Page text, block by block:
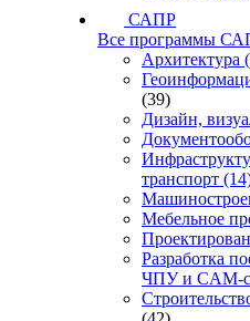
САПР
Все программы
Архитектура
(39)
Дизайн,
транспорт
Мебельное
Разработка
ЧПУ и CAM-